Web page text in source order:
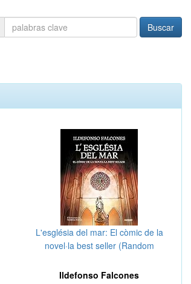
Buscar
L'església del mar: El còmic de la
novel·la best seller (Random
Ildefonso Falcones